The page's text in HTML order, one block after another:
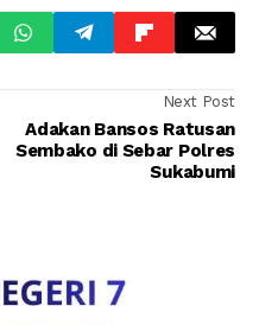
Next Post
Adakan Bansos Ratusan
Sembako di Sebar Polres
Sukabumi